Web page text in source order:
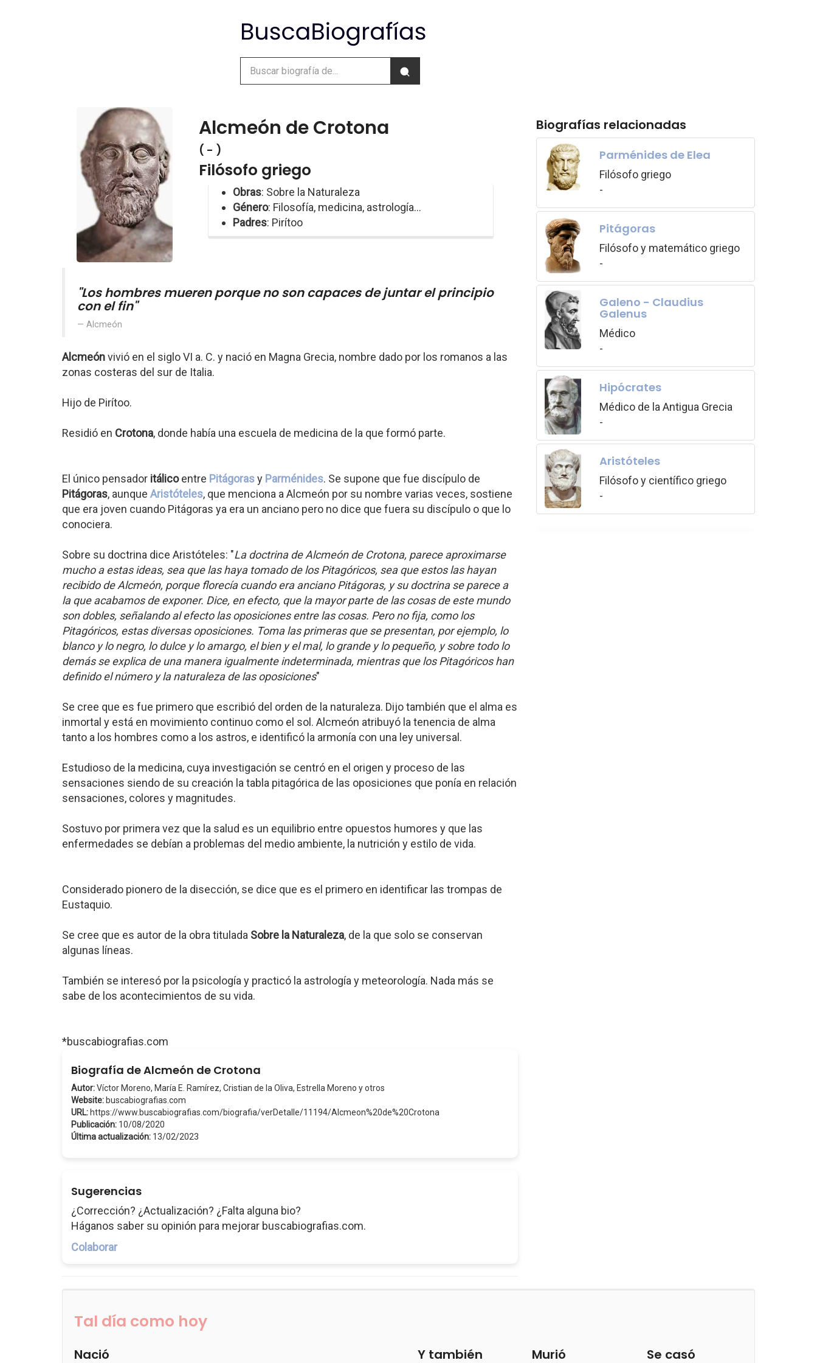
Alcmeón de Crotona
( - )
Filósofo griego
Obras: Sobre la Naturaleza
Género: Filosofía, medicina, astrología...
Padres: Pirítoo
"Los hombres mueren porque no son capaces de juntar el principio
con el fin"
Alcmeón
Alcmeónvivió en el siglo VI a. C. y nació en Magna Grecia, nombre dado por los romanos a las
zonas costeras del sur de Italia.
Hijo de Pirítoo.
Residió en Crotona, donde había una escuela de medicina de la que formó parte.
El único pensador itálicoentre Pitágorasy Parménides. Se supone que fue discípulo de
Pitágoras, aunque Aristóteles, que menciona a Alcmeón por su nombre varias veces, sostiene
que era joven cuando Pitágoras ya era un anciano pero no dice que fuera su discípulo o que lo
conociera.
Sobre su doctrina dice Aristóteles: "La doctrina de Alcmeón de Crotona, parece aproximarse
mucho a estas ideas, sea que las haya tomado de los Pitagóricos, sea que estos las hayan
recibido de Alcmeón, porque florecía cuando era anciano Pitágoras, y su doctrina se parece a
la que acabamos de exponer. Dice, en efecto, que la mayor parte de las cosas de este mundo
son dobles, señalando al efecto las oposiciones entre las cosas. Pero no fija, como los
Pitagóricos, estas diversas oposiciones. Toma las primeras que se presentan, por ejemplo, lo
blanco y lo negro, lo dulce y lo amargo, el bien y el mal, lo grande y lo pequeño, y sobre todo lo
demás se explica de una manera igualmente indeterminada, mientras que los Pitagóricos han
definido el número y la naturaleza de las oposiciones"
Se cree que es fue primero que escribió del orden de la naturaleza. Dijo también que el alma es
inmortal y está en movimiento continuo como el sol. Alcmeón atribuyó la tenencia de alma
tanto a los hombres como a los astros, e identificó la armonía con una ley universal.
Estudioso de la medicina, cuya investigación se centró en el origen y proceso de las
sensaciones siendo de su creación la tabla pitagórica de las oposiciones que ponía en relación
sensaciones, colores y magnitudes.
Sostuvo por primera vez que la salud es un equilibrio entre opuestos humores y que las
enfermedades se debían a problemas del medio ambiente, la nutrición y estilo de vida.
Considerado pionero de la disección, se dice que es el primero en identificar las trompas de
Eustaquio.
Se cree que es autor de la obra titulada Sobre la Naturaleza, de la que solo se conservan
algunas líneas.
También se interesó por la psicología y practicó la astrología y meteorología. Nada más se
sabe de los acontecimientos de su vida.
*buscabiografias.com
Biografía de Alcmeón de Crotona
Autor:Víctor Moreno, María E. Ramírez, Cristian de la Oliva, Estrella Moreno y otros
Website: buscabiografias.com
URL: https://www.buscabiografias.com/biografia/verDetalle/11194/Alcmeon%20de%20Crotona
Publicación: 10/08/2020
Última actualización: 13/02/2023
Sugerencias
¿Corrección? ¿Actualización? ¿Falta alguna bio?
Háganos saber su opinión para mejorar buscabiografias.com.
Colaborar
Biografías relacionadas
Parménides de Elea
Filósofo griego
-
Pitágoras
Filósofo y matemático griego
-
Galeno - Claudius
Galenus
Médico
-
Hipócrates
Médico de la Antigua Grecia
-
Aristóteles
Filósofo y científico griego
-
Tal día como hoy
Nació Y también Murió Se casó